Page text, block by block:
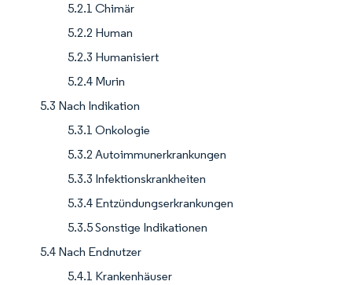
5.2.1 Chimär
5.2.2 Human
5.2.3 Humanisiert
5.2.4 Murin
5.3 Nach Indikation
5.3.1 Onkologie
5.3.2 Autoimmunerkrankungen
5.3.3 Infektionskrankheiten
5.3.4 Entzündungserkrankungen
5.3.5 Sonstige Indikationen
5.4 Nach Endnutzer
5.4.1 Krankenhäuser